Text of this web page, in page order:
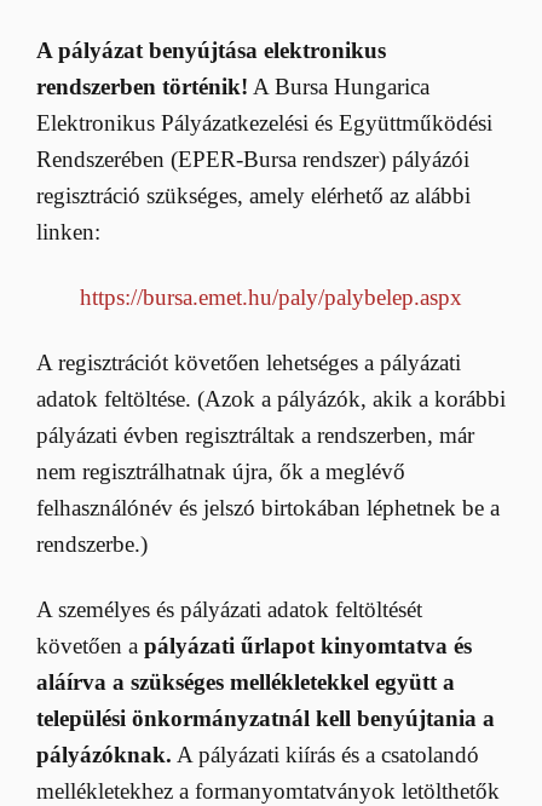
A pályázat benyújtása elektronikus
rendszerben történik! A Bursa Hungarica
Elektronikus Pályázatkezelési és Együttműködési
Rendszerében (EPER-Bursa rendszer) pályázói
regisztráció szükséges, amely elérhető az alábbi
linken:
https://bursa.emet.hu/paly/palybelep.aspx
A regisztrációt követően lehetséges a pályázati
adatok feltöltése. (Azok a pályázók, akik a korábbi
pályázati évben regisztráltak a rendszerben, már
nem regisztrálhatnak újra, ők a meglévő
felhasználónév és jelszó birtokában léphetnek be a
rendszerbe.)
A személyes és pályázati adatok feltöltését
követően a pályázati űrlapot kinyomtatva és
aláírva a szükséges mellékletekkel együtt a
települési önkormányzatnál kell benyújtania a
pályázóknak. A pályázati kiírás és a csatolandó
mellékletekhez a formanyomtatványok letölthetők